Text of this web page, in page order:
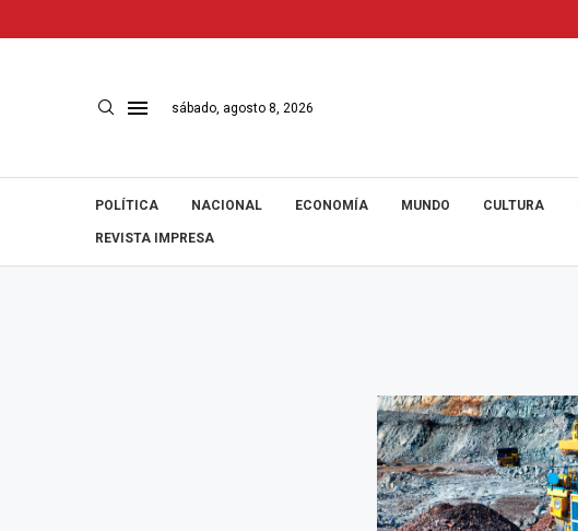
sábado, agosto 8, 2026
POLÍTICA NACIONAL ECONOMÍA MUNDO CULTURA
REVISTA IMPRESA